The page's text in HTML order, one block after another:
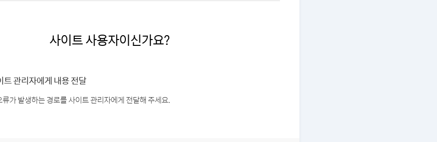
사이트 사용자이신가요?
트 관리자에게 내용 전달
류가 발생하는 경로를 사이트 관리자에게 전달해 주세요.